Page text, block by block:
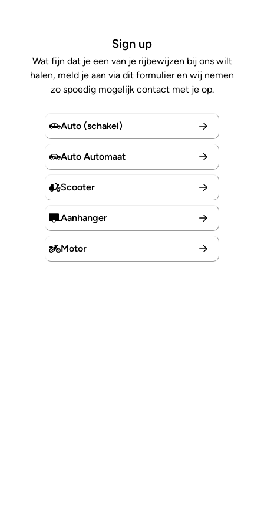
Sign up
Wat fijn dat je een van je rijbewijzen bij ons wilt
halen, meld je aan via dit formulier en wij nemen
zo spoedig mogelijk contact met je op.
Auto (schakel)
Auto Automaat
Scooter
Aanhanger
Motor